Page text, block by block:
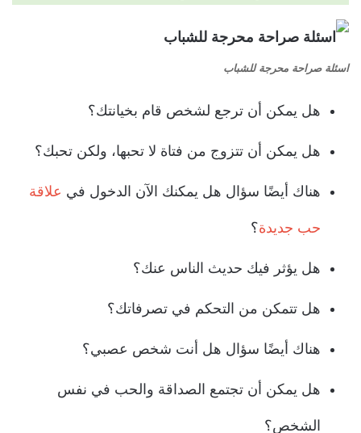
اسئلة صراحة محرجة للشباب
هل يمكن أن ترجع لشخص قام بخيانتك؟
هل يمكن أن تتزوج من فتاة لا تحبها، ولكن تحبك؟
هناك أيضًا سؤال هل يمكنك الآن الدخول في علاقة
حب جديدة؟
هل يؤثر فيك حديث الناس عنك؟
هل تتمكن من التحكم في تصرفاتك؟
هناك أيضًا سؤال هل أنت شخص عصبي؟
هل يمكن أن تجتمع الصداقة والحب في نفس
الشخص؟